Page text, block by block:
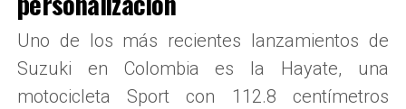
Uno de los más recientes lanzamientos de
Suzuki en Colombia es la Hayate, una
motocicleta Sport con 112.8 centímetros